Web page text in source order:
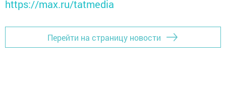
https://max.ru/tatmedia
Перейти на страницу новости